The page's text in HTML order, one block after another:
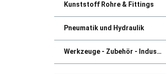
Kunststoff Rohre & Fittings
Pneumatik und Hydraulik
Werkzeuge - Zubehör - Industriebedarf